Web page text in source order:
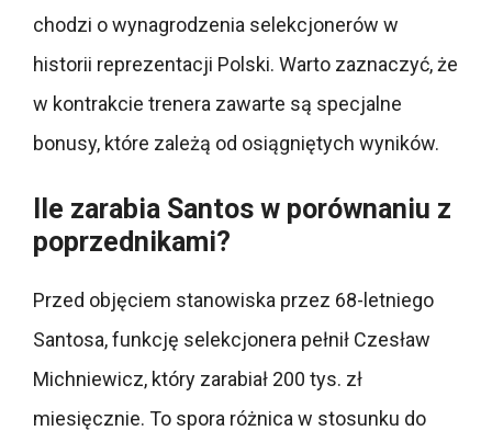
chodzi o wynagrodzenia selekcjonerów w
historii reprezentacji Polski. Warto zaznaczyć, że
w kontrakcie trenera zawarte są specjalne
bonusy, które zależą od osiągniętych wyników.
Ile zarabia Santos w porównaniu z
poprzednikami?
Przed objęciem stanowiska przez 68-letniego
Santosa, funkcję selekcjonera pełnił Czesław
Michniewicz, który zarabiał 200 tys. zł
miesięcznie. To spora różnica w stosunku do